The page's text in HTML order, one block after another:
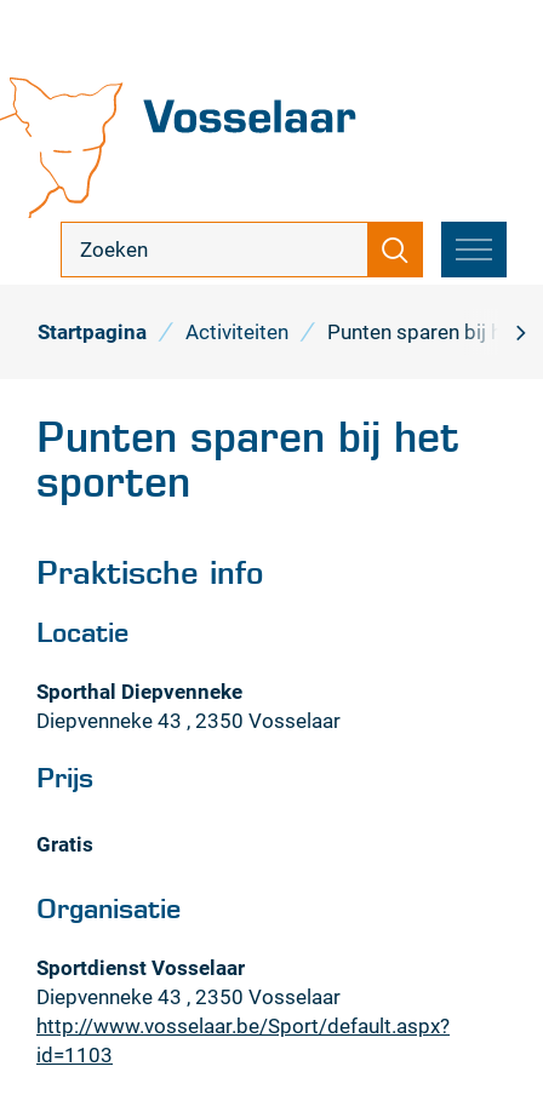
inhoud
Vosselaar
zoek
Zoeken
MENU
Startpagina Activiteiten Punten sparen bij het
Punten sparen bij het
sporten
Praktische info
Locatie
Sporthal Diepvenneke
Diepvenneke 43 , 2350 Vosselaar
Prijs
gratis
Organisatie
Sportdienst Vosselaar
Diepvenneke 43 , 2350 Vosselaar
Website
http://www.vosselaar.be/Sport/default.aspx?
id=1103